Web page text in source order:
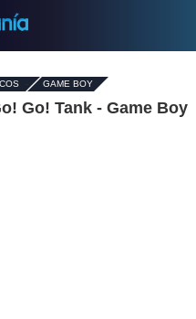
- GAME BOY
Go! Tank - Game Boy